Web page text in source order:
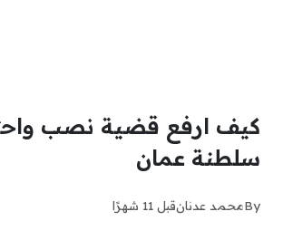
كيف ارفع قضية نصب
سلطنة عمان
Byمحمد عدنانقبل 11 شهرًا